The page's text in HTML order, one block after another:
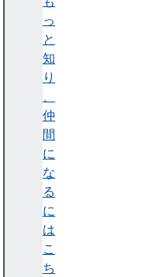
っ
と
知
り
、
仲
間
に
な
る
に
は
こ
ち